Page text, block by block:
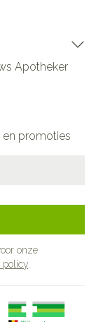
Apotheker
promoties
onze
policy